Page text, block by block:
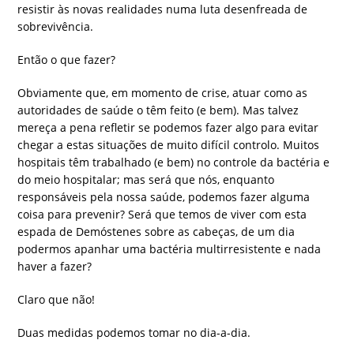
resistir às novas realidades numa luta desenfreada de
sobrevivência.
Então o que fazer?
Obviamente que, em momento de crise, atuar como as
autoridades de saúde o têm feito (e bem). Mas talvez
mereça a pena refletir se podemos fazer algo para evitar
chegar a estas situações de muito difícil controlo. Muitos
hospitais têm trabalhado (e bem) no controle da bactéria e
do meio hospitalar; mas será que nós, enquanto
responsáveis pela nossa saúde, podemos fazer alguma
coisa para prevenir? Será que temos de viver com esta
espada de Demóstenes sobre as cabeças, de um dia
podermos apanhar uma bactéria multirresistente e nada
haver a fazer?
Claro que não!
Duas medidas podemos tomar no dia-a-dia.